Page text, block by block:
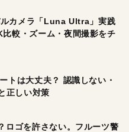
カメラ「Luna Ultra」実践
較・ズーム・夜間撮影をチ
トは大丈夫？ 認識しない・
正しい対策
ロゴを許さない。フルーツ警